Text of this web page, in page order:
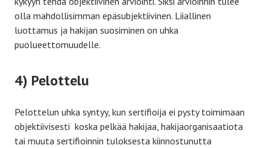
olla mahdollisimman epäsubjektiivinen. Liiallinen
luottamus ja hakijan suosiminen on uhka
puolueettomuudelle.
4) Pelottelu
Pelottelun uhka syntyy, kun sertifioija ei pysty toimimaan
objektiivisesti koska pelkää hakijaa, hakijaorganisaatiota
tai muuta sertifioinnin tuloksesta kiinnostunutta